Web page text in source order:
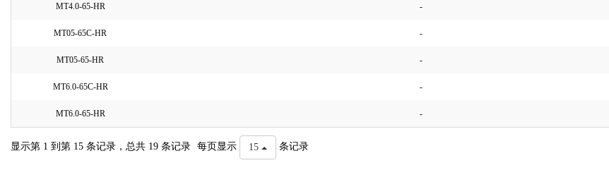
MT4.0-65-HR -
MT05-65C-HR -
MT05-65-HR -
MT6.0-65C-HR -
MT6.0-65-HR -
显示第 1 到第 15 条记录，总共 19 条记录 每页显示 15 条记录